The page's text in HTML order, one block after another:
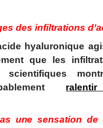
des infiltrations
hyaluronique
que les
scientifiques
une sensation